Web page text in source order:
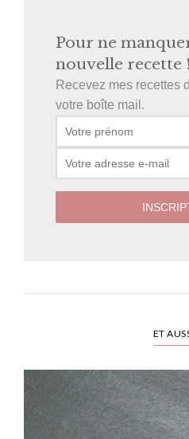
Pour ne
nouvelle recette !
Recevez mes recettes
votre boîte mail.
ET